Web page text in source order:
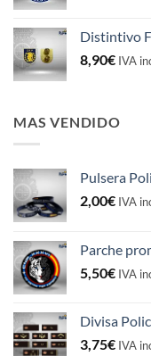
Distintivo
8,90€ IVA
MAS VENDIDO
Pulsera
2,00€ IVA
Parche
5,50€ IVA
Divisa
3,75€ IVA